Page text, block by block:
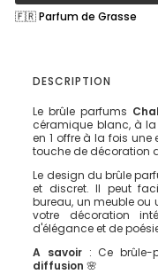
🇫🇷 Parfum de Grasse
DESCRIPTION
Le brûle parfums
céramique blanc, à
en 1 offre à la fois
touche de décoration
Le design du brûle
et discret. Il peut
bureau, un meuble ou
votre décoration
d'élégance et de
A savoir : Ce brûle-
diffusion 🌸